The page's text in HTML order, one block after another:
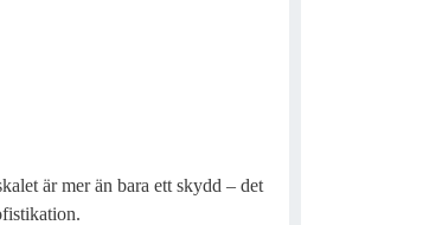
är mer än bara ett skydd – det